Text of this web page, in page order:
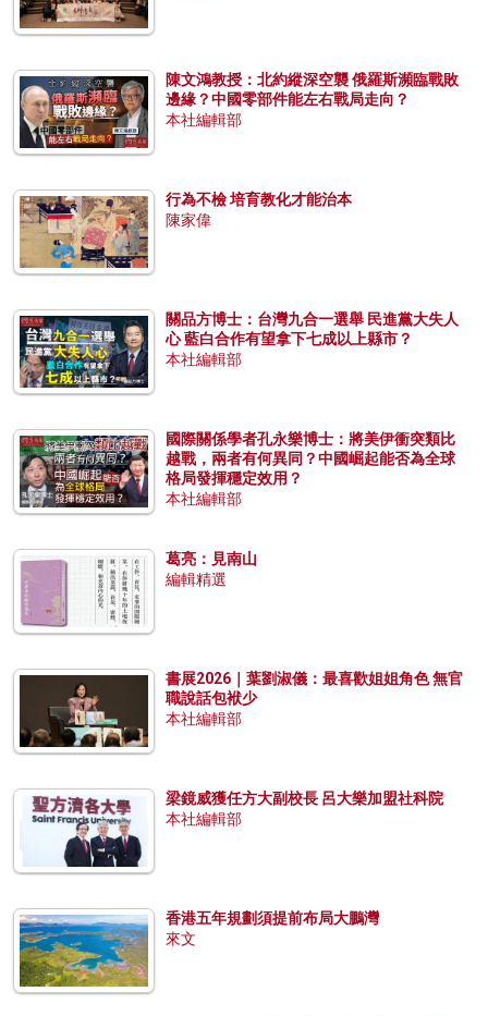
陳文鴻教授：北約縱深空襲 俄羅斯瀕臨戰敗
邊緣？中國零部件能左右戰局走向？
本社編輯部
行為不檢 培育教化才能治本
陳家偉
關品方博士：台灣九合一選舉 民進黨大失人
心 藍白合作有望拿下七成以上縣市？
本社編輯部
國際關係學者孔永樂博士：將美伊衝突類比
越戰，兩者有何異同？中國崛起能否為全球
格局發揮穩定效用？
本社編輯部
葛亮：見南山
編輯精選
書展2026｜葉劉淑儀：最喜歡姐姐角色 無官
職說話包袱少
本社編輯部
梁鏡威獲任方大副校長 呂大樂加盟社科院
本社編輯部
香港五年規劃須提前布局大鵬灣
來文